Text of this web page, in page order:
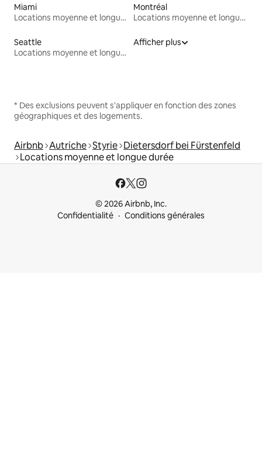
Miami
Locations moyenne et longue durée
Montréal
Locations moyenne et longue durée
Seattle
Locations moyenne et longue durée
Afficher plus
* Des exclusions peuvent s'appliquer en fonction des zones
géographiques et des logements.
Airbnb Autriche Styrie Dietersdorf bei Fürstenfeld
Locations moyenne et longue durée
© 2026 Airbnb, Inc.
Confidentialité
Conditions générales